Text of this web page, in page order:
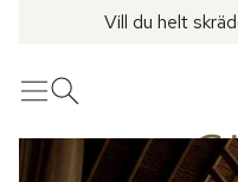
Vill du helt
MenyÖppna sök